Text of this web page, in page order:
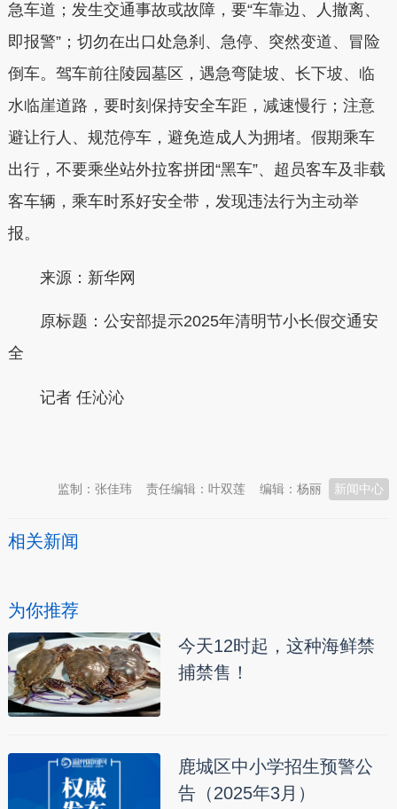
急车道；发生交通事故或故障，要“车靠边、人撤离、
即报警”；切勿在出口处急刹、急停、突然变道、冒险
倒车。驾车前往陵园墓区，遇急弯陡坡、长下坡、临
水临崖道路，要时刻保持安全车距，减速慢行；注意
避让行人、规范停车，避免造成人为拥堵。假期乘车
出行，不要乘坐站外拉客拼团“黑车”、超员客车及非载
客车辆，乘车时系好安全带，发现违法行为主动举
报。
来源：新华网
原标题： 公安部提示2025年清明节小长假交通安
全
记者 任沁沁
新闻中心
编辑：杨丽
责任编辑：叶双莲
监制：张佳玮
相关新闻
为你推荐
今天12时起，这种海鲜禁
捕禁售！
鹿城区中小学招生预警公
告（2025年3月）